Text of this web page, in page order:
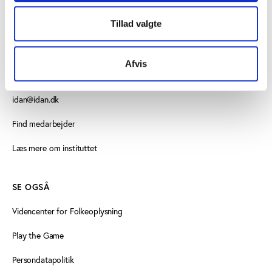
Tillad valgte
Afvis
Vester Allé 8B, 3. sal, 8000 Aarhus C
idan@idan.dk
Find medarbejder
Læs mere om instituttet
SE OGSÅ
Videncenter for Folkeoplysning
Play the Game
Persondatapolitik